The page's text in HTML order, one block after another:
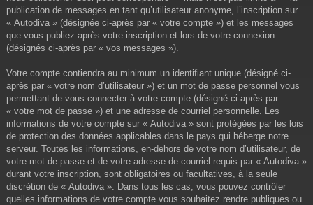
publication de messages en tant qu’utilisateur anonyme, l’inscription sur
« Autodiva » (désignée ci-après par « votre compte ») et les messages
que vous publiez après votre inscription et lors de votre connexion
(désignés ci-après par « vos messages »).
Votre compte contiendra au minimum un identifiant unique (désigné ci-
après par « votre nom d’utilisateur ») et un mot de passe personnel vous
permettant de vous connecter à votre compte (désigné ci-après par
« votre mot de passe ») et une adresse de courriel personnelle. Les
informations de votre compte sur « Autodiva » sont protégées par les lois
de protection des données applicables dans le pays qui héberge notre
serveur. Toutes les informations, en-dehors de votre nom d’utilisateur, de
votre mot de passe et de votre adresse de courriel requis par « Autodiva »
durant votre inscription, sont obligatoires ou facultatives, à la seule
discrétion de « Autodiva ». Dans tous les cas, vous pouvez contrôler
quelles informations de votre compte vous souhaitez rendre publiques ou